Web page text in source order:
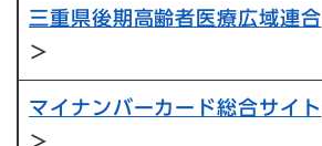
三重県後期高齢者医療広域連合
＞
マイナンバーカード総合サイト​
＞